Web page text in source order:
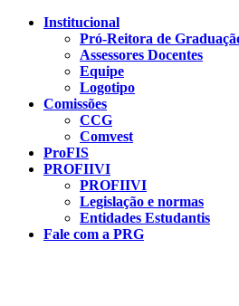
Conteúdo principal
Institucional
Pró-Reitora de
Assessores Docentes
Equipe
Logotipo
Comissões
CCG
Comvest
ProFIS
PROFIIVI
PROFIIVI
Legislação e normas
Entidades Estudantis
Fale com a PRG